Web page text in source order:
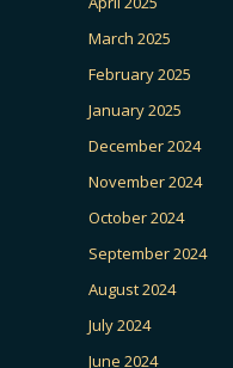
March 2025
February 2025
January 2025
December 2024
November 2024
October 2024
September 2024
August 2024
July 2024
June 2024